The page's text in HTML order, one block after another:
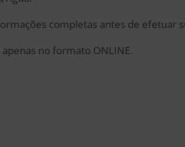
1.773.
completas antes de efetuar
no formato ONLINE.